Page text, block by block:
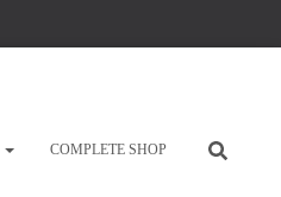
COMPLETE SHOP